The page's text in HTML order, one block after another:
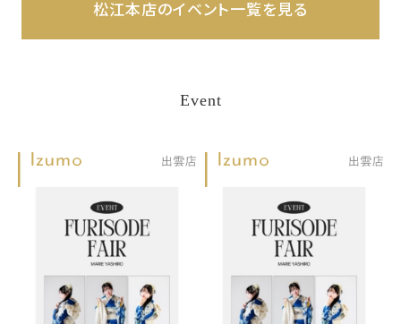
松江本店のイベント一覧を見る
Event